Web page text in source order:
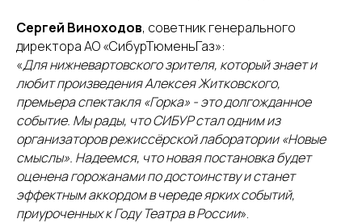
Сергей Виноходов, советник генерального
директора АО «СибурТюменьГаз»:
«Для нижневартовского зрителя, который знает и
любит произведения Алексея Житковского,
премьера спектакля «Горка» - это долгожданное
событие. Мы рады, что СИБУР стал одним из
организаторов режиссёрской лаборатории «Новые
смыслы». Надеемся, что новая постановка будет
оценена горожанами по достоинству и станет
эффектным аккордом в череде ярких событий,
приуроченных к Году Театра в России».